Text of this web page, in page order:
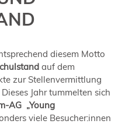
diesem Motto
auf dem
zur Stellenvermittlung
Jahr tummelten sich
AG „Young
viele Besucher:innen